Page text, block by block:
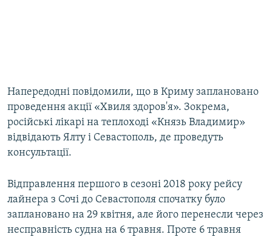
Напередодні повідомили, що в Криму заплановано
проведення акції «Хвиля здоров'я». Зокрема,
російські лікарі на теплоході «Князь Владимир»
відвідають Ялту і Севастополь, де проведуть
консультації.
Відправлення першого в сезоні 2018 року рейсу
лайнера з Сочі до Севастополя спочатку було
заплановано на 29 квітня, але його перенесли через
несправність судна на 6 травня. Проте 6 травня